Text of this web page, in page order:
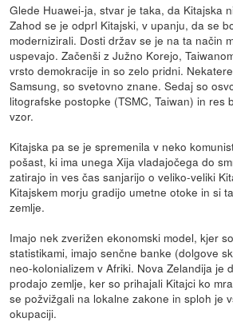
Glede Huawei-ja, stvar je taka, da Kitajska
Zahod se je odprl Kitajski, v upanju, da se
modernizirali. Dosti držav se je na ta način
uspevajo. Začenši z Južno Korejo,
vrsto demokracije in so zelo pridni.
Samsung, so svetovno znane. Sedaj so
litografske postopke (TSMC, Taiwan) in res
vzor.
Kitajska pa se je spremenila v neko
pošast, ki ima unega Xija vladajočega do
zatirajo in ves čas sanjarijo o veliko-veliki
Kitajskem morju gradijo umetne otoke in si
zemlje.
Imajo nek zverižen ekonomski model, kjer
statistikami, imajo senčne banke (dolgove
neo-kolonializem v Afriki. Nova Zelandija je
prodajo zemlje, ker so prihajali Kitajci ko
se požvižgali na lokalne zakone in sploh je
okupaciji.